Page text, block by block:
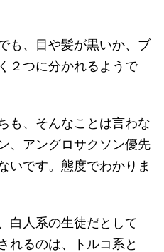
も、目や髪が黒いか、ブ
２つに分かれるようで
も、そんなことは言わな
、アングロサクソン優先
いです。態度でわかりま
白人系の生徒だとして
れるのは、トルコ系と